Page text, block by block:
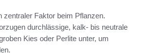
zentraler Faktor beim Pflanzen.
durchlässige, kalk- bis neutrale
Kies oder Perlite unter, um